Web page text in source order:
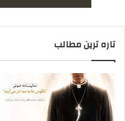
تاره ترین مطالب